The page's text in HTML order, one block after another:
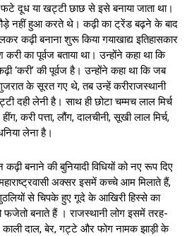
फटे दूध या खट्टी छाछ से इसे बनाया जाता था।
नहीं हुआ करते थे। कढ़ी का ट्रेंड बढ़ने के बाद
कढ़ी बनाना शुरू किया गयाखाद्य इतिहासकार
का पूर्वज बताया था। उन्होंने कहा था कि
‘करी’ की पूर्वज है। उन्होंने कहा था कि जब
के सूरत गए थे, तब उन्हें करीराजस्थानी
दही लेनी है। साथ ही छोटा चम्मच लाल मिर्च
करी पत्ता, लौंग, दालचीनी, सूखी लाल मिर्च,
लेना है।
बनाने की बुनियादी विधियों को नए रूप दिए
अक्सर इसमें कच्चे आम मिलाते हैं,
से चिपके हुए गूदे के आखिरी हिस्से का
बनाते हैं । राजस्थानी लोग इसमें तरह-
दाल, बेर, गट्टे और फोग नामक झाड़ी के